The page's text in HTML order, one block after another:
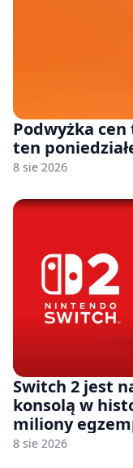
Podwyżka
ten
8 sie 2026
Switch 2 jest
konsolą w
miliony
8 sie 2026